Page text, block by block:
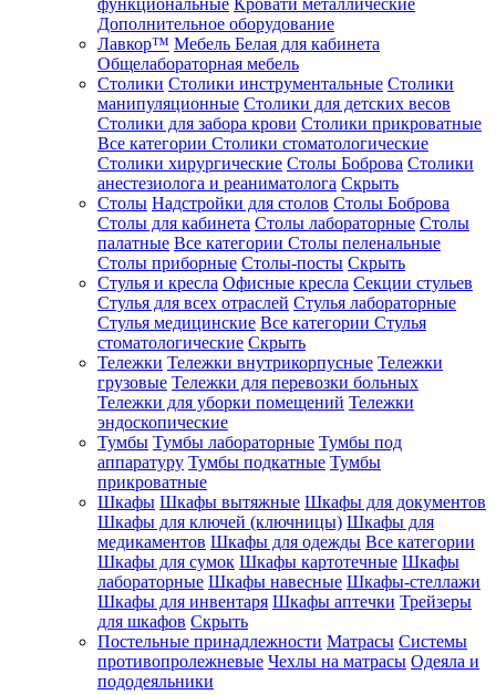
функциональные Кровати металлические
Дополнительное оборудование
Лавкор™ Мебель Белая для кабинета
Общелабораторная мебель
Столики Столики инструментальные Столики
манипуляционные Столики для детских весов
Столики для забора крови Столики прикроватные
Все категории Столики стоматологические
Столики хирургические Столы Боброва Столики
анестезиолога и реаниматолога Скрыть
Столы Надстройки для столов Столы Боброва
Столы для кабинета Столы лабораторные Столы
палатные Все категории Столы пеленальные
Столы приборные Столы-посты Скрыть
Стулья и кресла Офисные кресла Секции стульев
Стулья для всех отраслей Стулья лабораторные
Стулья медицинские Все категории Стулья
стоматологические Скрыть
Тележки Тележки внутрикорпусные Тележки
грузовые Тележки для перевозки больных
Тележки для уборки помещений Тележки
эндоскопические
Тумбы Тумбы лабораторные Тумбы под
аппаратуру Тумбы подкатные Тумбы
прикроватные
Шкафы Шкафы вытяжные Шкафы для документов
Шкафы для ключей (ключницы) Шкафы для
медикаментов Шкафы для одежды Все категории
Шкафы для сумок Шкафы картотечные Шкафы
лабораторные Шкафы навесные Шкафы-стеллажи
Шкафы для инвентаря Шкафы аптечки Трейзеры
для шкафов Скрыть
Постельные принадлежности Матрасы Системы
противопролежневые Чехлы на матрасы Одеяла и
пододеяльники